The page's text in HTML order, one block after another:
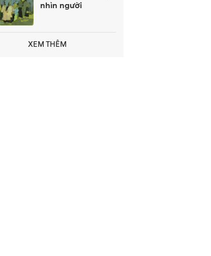
nhìn người
XEM THÊM